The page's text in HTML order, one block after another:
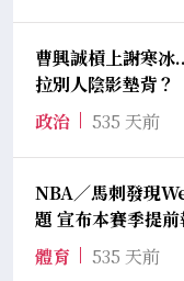
曹興誠槓上謝寒冰
拉別人陰影墊背？
政治
535 天前
NBA／馬刺發現
題 宣布本賽季提
體育
535 天前